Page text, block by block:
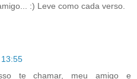
:) Leve como cada verso.
te chamar, meu amigo e